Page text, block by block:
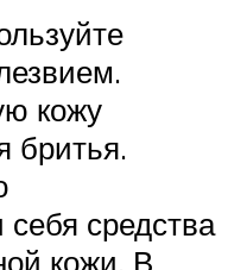
кожу
бритья.
средства
кожи. В